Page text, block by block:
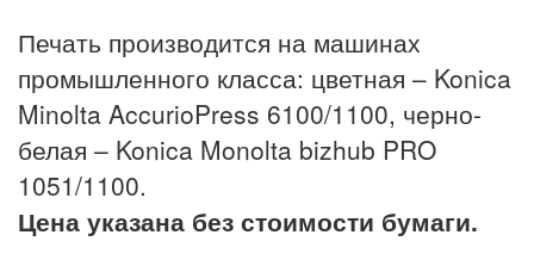
Печать производится на машинах
промышленного класса: цветная – Konica
Minolta AccurioPress 6100/1100, черно-
белая – Konica Monolta bizhub PRO
1051/1100.
Цена указана без стоимости бумаги.